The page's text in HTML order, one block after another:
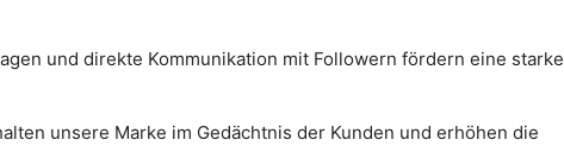
und direkte Kommunikation mit Followern fördern eine starke
unsere Marke im Gedächtnis der Kunden und erhöhen die